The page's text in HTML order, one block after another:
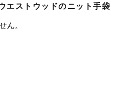
エストウッドのニット手袋